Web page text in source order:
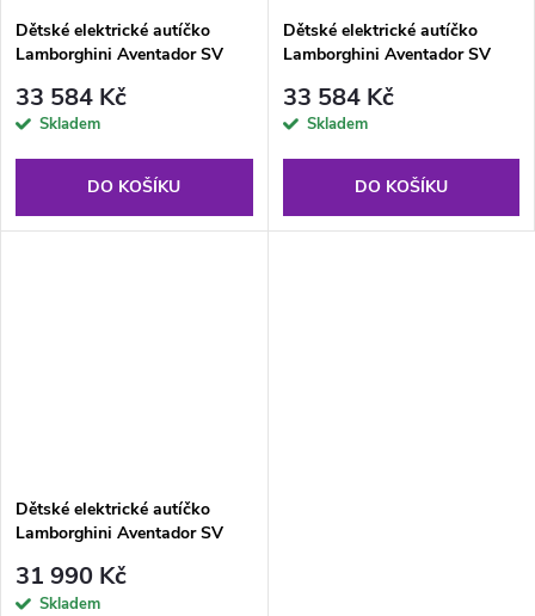
Dětské elektrické autíčko
Lamborghini Aventador SV
33 584 Kč
Skladem
DO KOŠÍKU
Dětské elektrické autíčko
Lamborghini Aventador SV
33 584 Kč
Skladem
DO KOŠÍKU
Dětské elektrické autíčko
Lamborghini Aventador SV
31 990 Kč
Skladem